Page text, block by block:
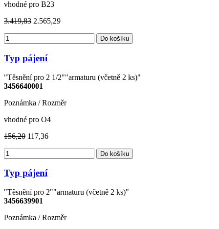
vhodné pro B23
3.419,83 2.565,29
Do košíku
Typ pájení
"Těsnění pro 2 1/2""armaturu (včetně 2 ks)"
3456640001
Poznámka / Rozměr
vhodné pro O4
156,20 117,36
Do košíku
Typ pájení
"Těsnění pro 2""armaturu (včetně 2 ks)"
3456639901
Poznámka / Rozměr